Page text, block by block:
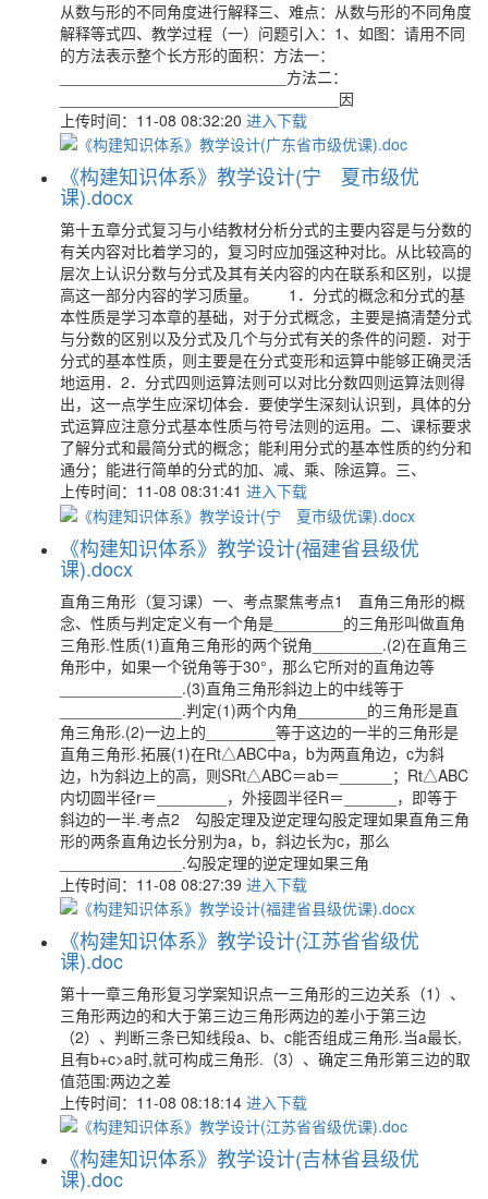
从数与形的不同角度进行解释三、难点：从数与形的不同角度
解释等式四、教学过程（一）问题引入：1、如图：请用不同
的方法表示整个长方形的面积：方法一：
__________________________方法二：
________________________________因
上传时间：11-08 08:32:20 进入下载
《构建知识体系》教学设计(宁 夏市级优
课).docx
第十五章分式复习与小结教材分析分式的主要内容是与分数的
有关内容对比着学习的，复习时应加强这种对比。从比较高的
层次上认识分数与分式及其有关内容的内在联系和区别，以提
高这一部分内容的学习质量。 1．分式的概念和分式的基
本性质是学习本章的基础，对于分式概念，主要是搞清楚分式
与分数的区别以及分式及几个与分式有关的条件的问题．对于
分式的基本性质，则主要是在分式变形和运算中能够正确灵活
地运用．2．分式四则运算法则可以对比分数四则运算法则得
出，这一点学生应深切体会．要使学生深刻认识到，具体的分
式运算应注意分式基本性质与符号法则的运用。二、课标要求
了解分式和最简分式的概念；能利用分式的基本性质的约分和
通分；能进行简单的分式的加、减、乘、除运算。三、
上传时间：11-08 08:31:41 进入下载
《构建知识体系》教学设计(福建省县级优
课).docx
直角三角形（复习课）一、考点聚焦考点1 直角三角形的概
念、性质与判定定义有一个角是________的三角形叫做直角
三角形.性质(1)直角三角形的两个锐角________.(2)在直角三
角形中，如果一个锐角等于30°，那么它所对的直角边等
______________.(3)直角三角形斜边上的中线等于
______________.判定(1)两个内角________的三角形是直
角三角形.(2)一边上的________等于这边的一半的三角形是
直角三角形.拓展(1)在Rt△ABC中a，b为两直角边，c为斜
边，h为斜边上的高，则SRt△ABC＝ab＝______；Rt△ABC
内切圆半径r＝________，外接圆半径R＝______，即等于
斜边的一半.考点2 勾股定理及逆定理勾股定理如果直角三角
形的两条直角边长分别为a，b，斜边长为c，那么
______________.勾股定理的逆定理如果三角
上传时间：11-08 08:27:39 进入下载
《构建知识体系》教学设计(江苏省省级优
课).doc
第十一章三角形复习学案知识点一三角形的三边关系（1）、
三角形两边的和大于第三边三角形两边的差小于第三边
（2）、判断三条已知线段a、b、c能否组成三角形.当a最长,
且有b+c>a时,就可构成三角形.（3）、确定三角形第三边的取
值范围:两边之差
上传时间：11-08 08:18:14 进入下载
《构建知识体系》教学设计(吉林省县级优
课).doc